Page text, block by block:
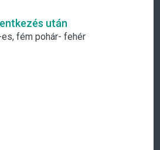
után
fém pohár- fehér